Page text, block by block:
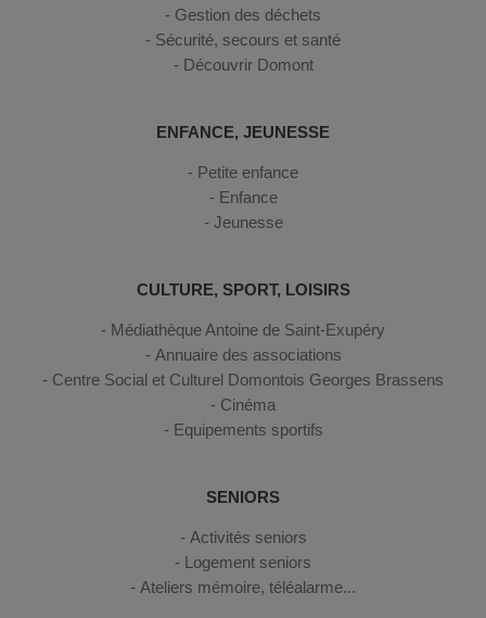
Gestion des déchets
Sécurité, secours et santé
Découvrir Domont
ENFANCE, JEUNESSE
Petite enfance
Enfance
Jeunesse
CULTURE, SPORT, LOISIRS
Médiathèque Antoine de Saint-Exupéry
Annuaire des associations
Centre Social et Culturel Domontois Georges Brassens
Cinéma
Equipements sportifs
SENIORS
Activités seniors
Logement seniors
Ateliers mémoire, téléalarme...